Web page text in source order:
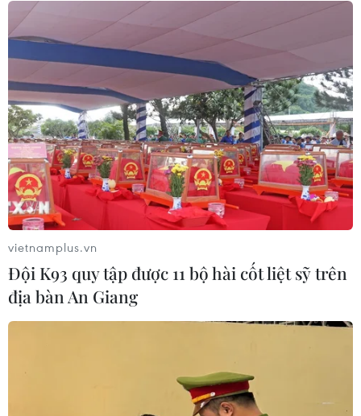
Phía Nam châu Phi tăng cường phối
hợp ngăn chặn dịch Ebola
19/07/2026 01:03
Điều gì tạo nên niềm tin khi lựa chọn
dinh dưỡng đầu đời cho trẻ?
18/07/2026 01:00
Phân bổ ngân sách chăm sóc sức
khỏe và dân số: Ưu tiên các địa bàn
Đà Nẵng tổ chức Lễ hội Sâm Ngọc
vietnamplus.vn
Đội K93 quy tập được 11 bộ hài cốt liệt sỹ trên
địa bàn An Giang